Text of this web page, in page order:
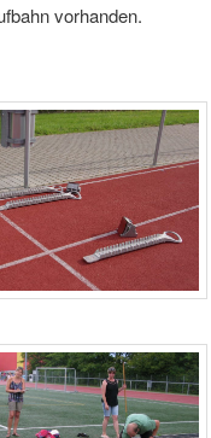
vorhanden.